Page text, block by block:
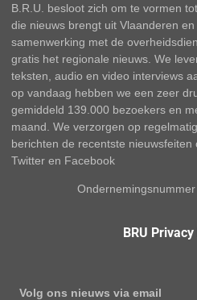
B.R.U. besloot zich om te vormen
die nieuws brengt uit Vlaanderen
samenwerking met de
gratis het regionale nieuws. We
teksten, audio en video interviews
op vandaag hebben we een zeer
gemiddeld 139.000 bezoekers en
maand. We verzorgen op
berichten de recentste nieuwsfeiten
Twitter en Facebook
BRU
Volg ons nieuws via email